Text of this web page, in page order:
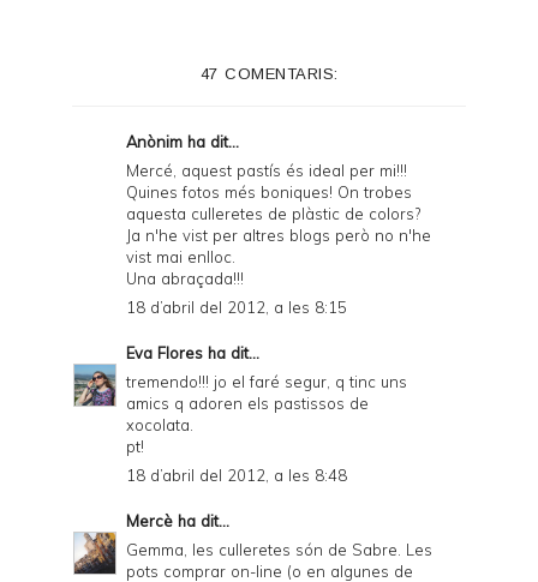
i
e
d
y
a
d
P
D
47 COMENTARIS:
Anònim ha dit...
Mercé, aquest pastís és ideal per mi!!!
Quines fotos més boniques! On trobes
aquesta culleretes de plàstic de colors?
Ja n'he vist per altres blogs però no n'he
vist mai enlloc.
Una abraçada!!!
18 d’abril del 2012, a les 8:15
Eva Flores ha dit...
tremendo!!! jo el faré segur, q tinc uns
amics q adoren els pastissos de
xocolata.
pt!
18 d’abril del 2012, a les 8:48
Mercè ha dit...
Gemma, les culleretes són de Sabre. Les
pots comprar on-line (o en algunes de